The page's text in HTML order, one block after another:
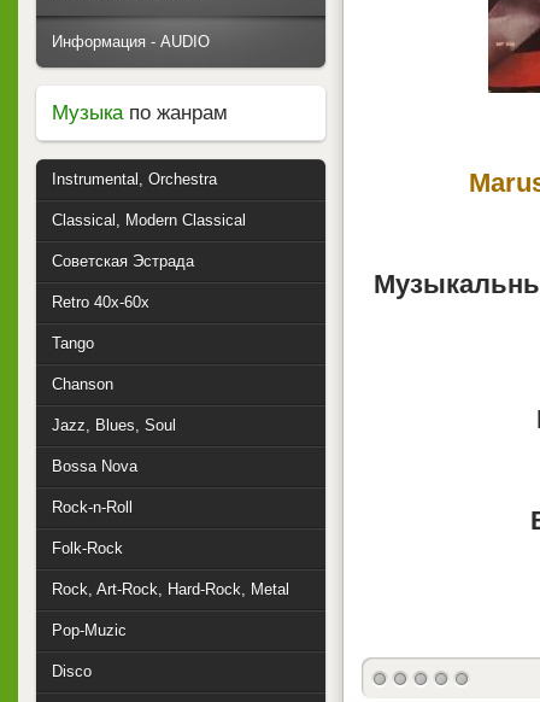
Информация - AUDIO
Музыкапо жанрам
Instrumental, Orchestra
Classical, Modern Classical
Советская Эстрада
Retro 40x-60x
Tango
Chanson
Jazz, Blues, Soul
Bossa Nova
Rock-n-Roll
Folk-Rock
Rock, Art-Rock, Hard-Rock, Metal
Pop-Muzic
Disco